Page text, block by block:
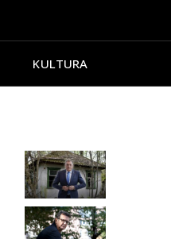
KULTURA